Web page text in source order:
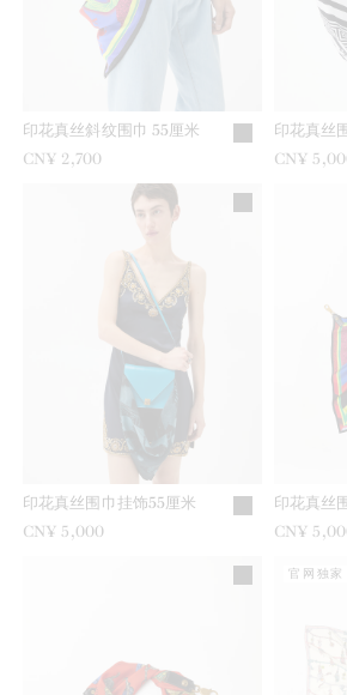
印花真丝斜纹围巾 55厘米
CN¥ 2,700
印花真丝
CN¥
印花真丝围巾挂饰55厘米
CN¥ 5,000
印花真丝
CN¥
官网独家